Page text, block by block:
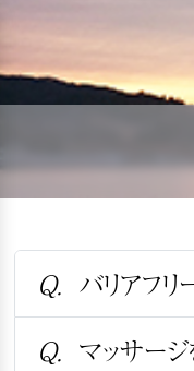
Q. バリアフ
Q. マッサー